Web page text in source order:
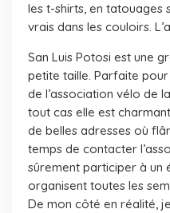
les t-shirts, en tatouages
vrais dans les couloirs.
San Luis Potosi est une
petite taille. Parfaite
de l’association vélo de
tout cas elle est
de belles adresses où
temps de contacter
sûrement participer à un
organisent toutes les
De mon côté en réalité,